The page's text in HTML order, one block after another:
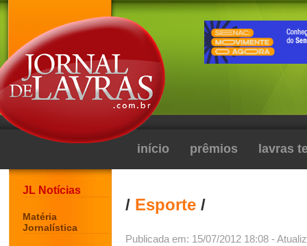
início prêmios lavras
JL Notícias
Matéria
Jornalística
/ Esporte /
Publicada em: 15/07/2012 18:08 -